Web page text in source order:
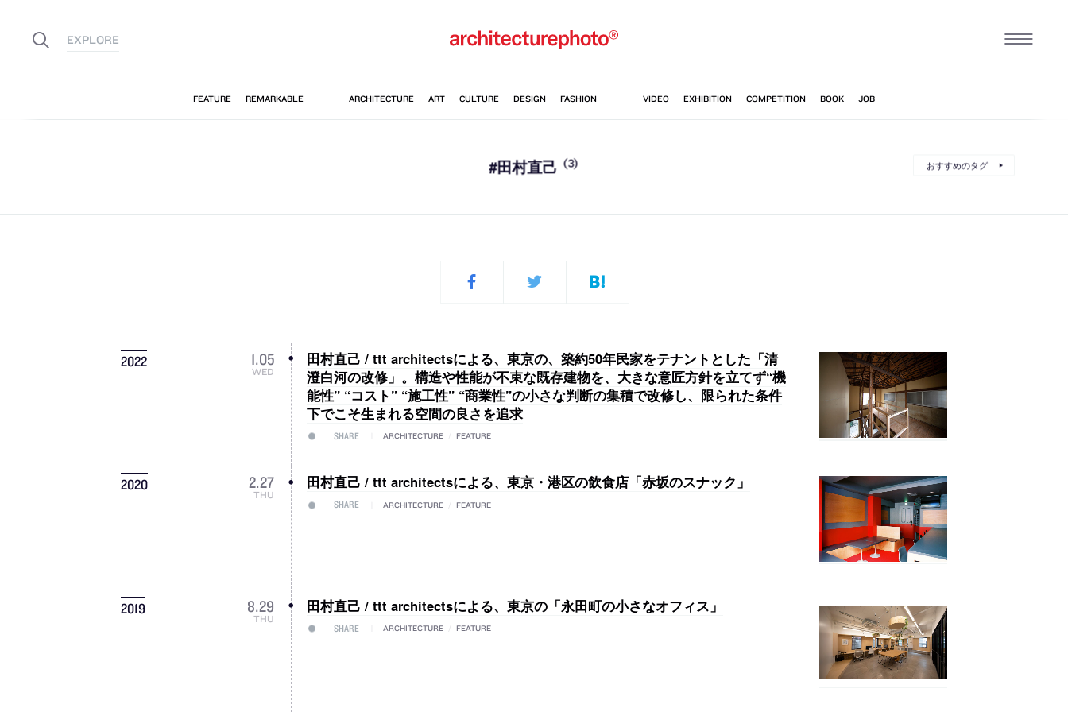
#田村直己 (3) おすすめのタグ
2022 1.05
WED
田村直己 / ttt architectsによる、東京の、築約50年民家をテナントとした「清
澄白河の改修」。構造や性能が不束な既存建物を、大きな意匠方針を立てず“機
能性” “コスト” “施工性” “商業性”の小さな判断の集積で改修し、限られた条件
下でこそ生まれる空間の良さを追求
SHARE ARCHITECTURE FEATURE
2020 2.27
THU
田村直己 / ttt architectsによる、東京・港区の飲食店「赤坂のスナック」
SHARE ARCHITECTURE FEATURE
2019 8.29
THU
田村直己 / ttt architectsによる、東京の「永田町の小さなオフィス」
SHARE ARCHITECTURE FEATURE